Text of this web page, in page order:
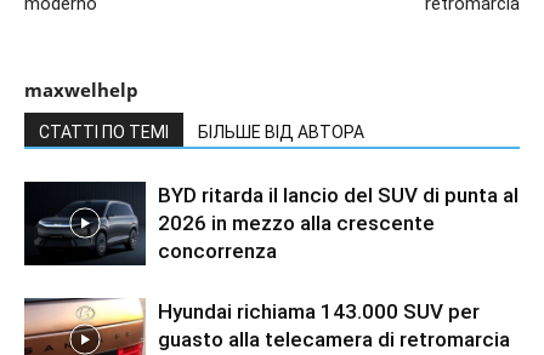
maxwelhelp
СТАТТІ ПО ТЕМІ БІЛЬШЕ ВІД АВТОРА
BYD ritarda il lancio del SUV di punta al
2026 in mezzo alla crescente
concorrenza
Hyundai richiama 143.000 SUV per
guasto alla telecamera di retromarcia